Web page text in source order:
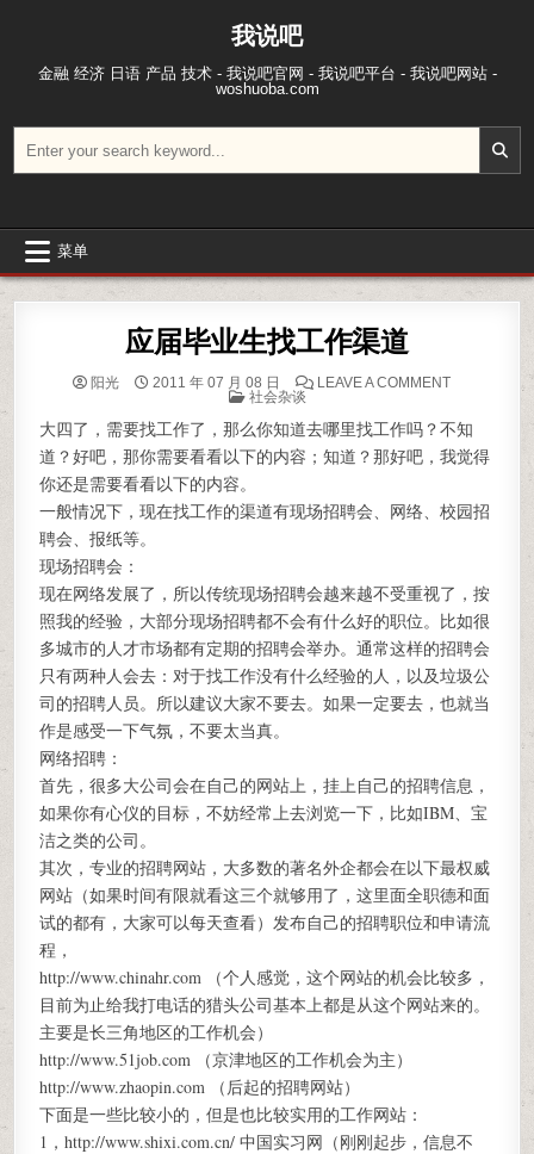
我说吧
金融 经济 日语 产品 技术 - 我说吧官网 - 我说吧平台 - 我说吧网站 -
woshuoba.com
菜单
应届毕业生找工作渠道
阳光 2011 年 07 月 08 日 LEAVE A COMMENTON 应届毕
POSTED IN
社会杂谈
大四了，需要找工作了，那么你知道去哪里找工作吗？不知
道？好吧，那你需要看看以下的内容；知道？那好吧，我觉得
你还是需要看看以下的内容。
一般情况下，现在找工作的渠道有现场招聘会、网络、校园招
聘会、报纸等。
现场招聘会：
现在网络发展了，所以传统现场招聘会越来越不受重视了，按
照我的经验，大部分现场招聘都不会有什么好的职位。比如很
多城市的人才市场都有定期的招聘会举办。通常这样的招聘会
只有两种人会去：对于找工作没有什么经验的人，以及垃圾公
司的招聘人员。所以建议大家不要去。如果一定要去，也就当
作是感受一下气氛，不要太当真。
网络招聘：
首先，很多大公司会在自己的网站上，挂上自己的招聘信息，
如果你有心仪的目标，不妨经常上去浏览一下，比如IBM、宝
洁之类的公司。
其次，专业的招聘网站，大多数的著名外企都会在以下最权威
网站（如果时间有限就看这三个就够用了，这里面全职德和面
试的都有，大家可以每天查看）发布自己的招聘职位和申请流
程，
http://www.chinahr.com （个人感觉，这个网站的机会比较多，
目前为止给我打电话的猎头公司基本上都是从这个网站来的。
主要是长三角地区的工作机会）
http://www.51job.com （京津地区的工作机会为主）
http://www.zhaopin.com （后起的招聘网站）
下面是一些比较小的，但是也比较实用的工作网站：
1，http://www.shixi.com.cn/ 中国实习网（刚刚起步，信息不